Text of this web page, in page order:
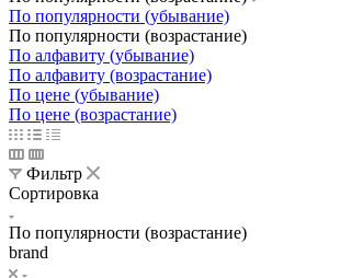
По популярности (убывание)
По популярности (возрастание)
По алфавиту (убывание)
По алфавиту (возрастание)
По цене (убывание)
По цене (возрастание)
Фильтр
Сортировка
По популярности (возрастание)
brand